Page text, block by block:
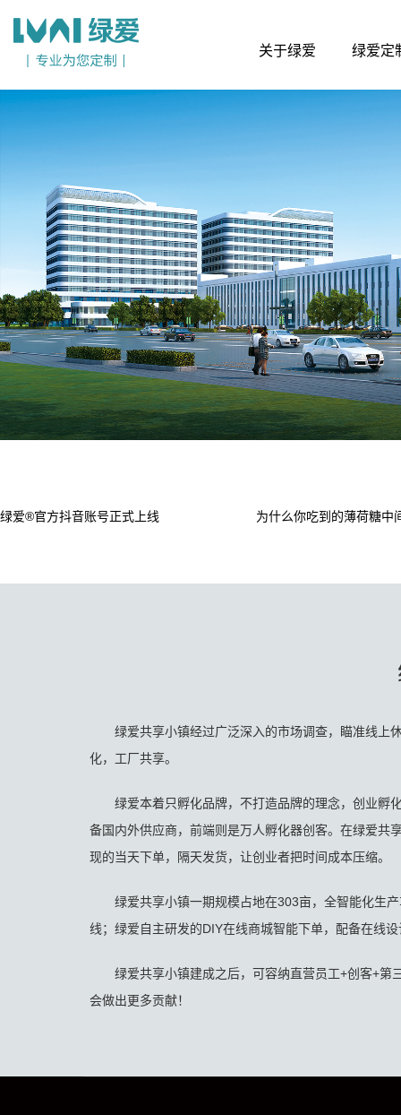
关于绿爱 绿爱定
绿爱®官方抖音账号正式上线 为什么你吃到的薄荷糖中
绿爱共享小镇经过广泛深入的市场调查，瞄准线上
化，工厂共享。
绿爱本着只孵化品牌，不打造品牌的理念，创业孵
备国内外供应商，前端则是万人孵化器创客。在绿爱共
现的当天下单，隔天发货，让创业者把时间成本压缩。
绿爱共享小镇一期规模占地在303亩，全智能化生
线；绿爱自主研发的DIY在线商城智能下单，配备在线
绿爱共享小镇建成之后，可容纳直营员工+创客+
会做出更多贡献！